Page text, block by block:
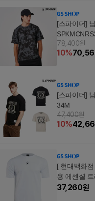
[스파이더]
78,400원
10%
[스파이더]
34M
47,400원
10%
[ 현대백화
용 에센셜
37,260원